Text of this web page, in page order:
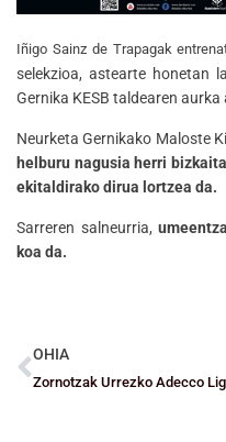
Iñigo Sainz de Trapagak
selekzioa, astearte honetan
Gernika KESB taldearen
Neurketa Gernikako Maloste
helburu nagusia herri
ekitaldirako dirua lortzea da.
Sarreren salneurria,
koa da.
OHIA